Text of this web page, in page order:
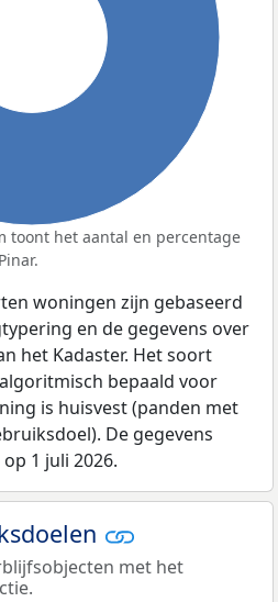
toont het aantal en percentage
woningen zijn gebaseerd
en de gegevens over
het Kadaster. Het soort
bepaald voor
is huisvest (panden met
De gegevens
1 juli 2026.
met het